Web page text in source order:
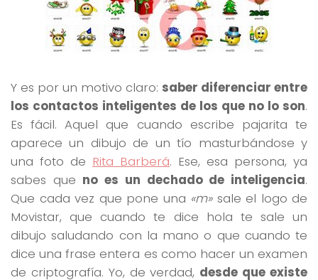
Y es por un motivo claro: saber diferenciar entre
los contactos inteligentes de los que no lo son.
Es fácil. Aquel que cuando escribe pajarita te
aparece un dibujo de un tío masturbándose y
una foto de Rita Barberá. Ese, esa persona, ya
sabes que no es un dechado de inteligencia.
Que cada vez que pone una «m»sale el logo de
Movistar, que cuando te dice hola te sale un
dibujo saludando con la mano o que cuando te
dice una frase entera es como hacer un examen
de criptografía. Yo, de verdad, desde que existe